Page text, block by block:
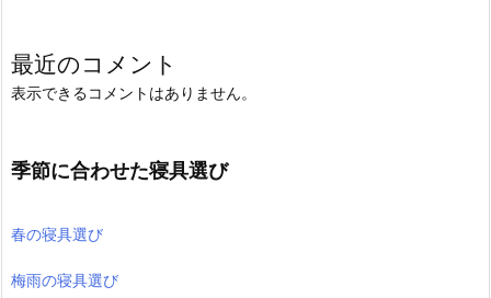
最近のコメント
表示できるコメントはありません。
季節に合わせた寝具選び
春の寝具選び
梅雨の寝具選び